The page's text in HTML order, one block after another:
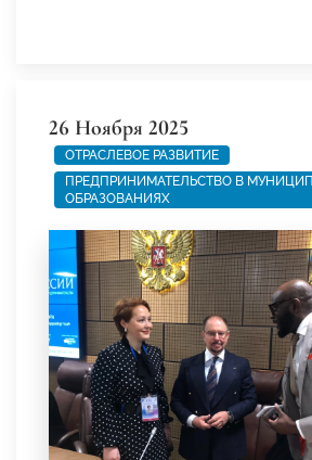
26 Ноября 2025
ОТРАСЛЕВОЕ РАЗВИТИЕ
ПРЕДПРИНИМАТЕЛЬСТВО В
ОБРАЗОВАНИЯХ